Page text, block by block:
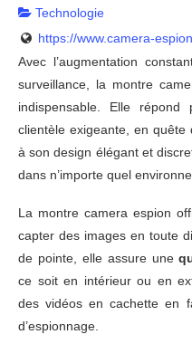
Technologie
https://www.camera-
Avec l’augmentation
surveillance, la montre
indispensable. Elle répond
clientèle exigeante, en quête
à son design élégant et
dans n’importe quel
La montre camera espion
capter des images en toute
de pointe, elle assure une
ce soit en intérieur ou en
des vidéos en cachette en
d’espionnage.